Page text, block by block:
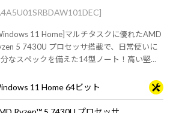
11 Home]マルチタスクに優れたAMD
5 7430U プロセッサ搭載で、日常使いに
なスペックを備えた14型ノート！高い堅牢
11 Home 64ビット